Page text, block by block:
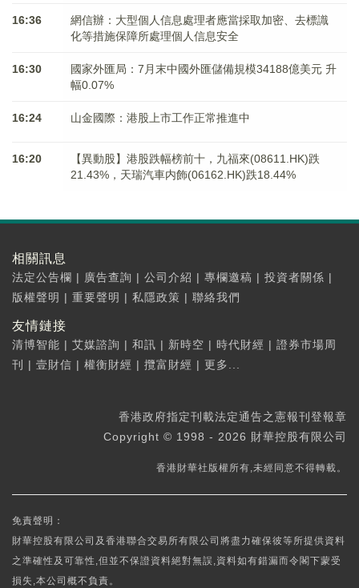
16:36
網信辦：大型個人信息處理者應當採取加密、去標識
化等措施保障所處理個人信息安全
16:30
國家外匯局：7月末中國外匯儲備規模34188億美元 升
幅0.07%
16:24 山金國際：港股上市工作正常推進中
16:20
【異動股】港股跌幅榜前十，九福來(08611.HK)跌
21.43%，天瑞汽車内飾(06162.HK)跌18.44%
相關訊息
法定公告欄 | 廣告查詢 | 公司介紹 | 專欄邀稿 | 投資者關係 |
版權聲明 | 重要聲明 | 私隱政策 | 聯絡我們
友情鏈接
清博智能 | 艾媒諮詢 | 和訊 | 新時空 | 時代財經 | 證券市場周
刊
| 壹財信 | 權衡財經 | 攬富財經 | 更多...
香港政府指定刊載法定通告之憲報刊登報章
Copyright © 1998 - 2026 財華控股有限公司
香港財華社版權所有,未經同意不得轉載。
免責聲明：
財華控股有限公司及香港聯合交易所有限公司將盡力確保彼等所提供資料
之準確性及可靠性,但並不保證資料絕對無誤,資料如有錯漏而令閣下蒙受
損失,本公司概不負責。